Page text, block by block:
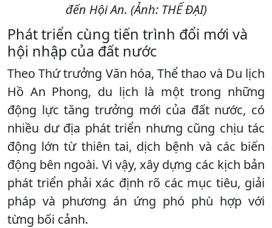
đến Hội An. (Ảnh: THẾ ĐẠI)
Phát triển cùng tiến trình đổi mới và
hội nhập của đất nước
Theo Thứ trưởng Văn hóa, Thể thao và Du lịch
Hồ An Phong, du lịch là một trong những
động lực tăng trưởng mới của đất nước, có
nhiều dư địa phát triển nhưng cũng chịu tác
động lớn từ thiên tai, dịch bệnh và các biến
động bên ngoài. Vì vậy, xây dựng các kịch bản
phát triển phải xác định rõ các mục tiêu, giải
pháp và phương án ứng phó phù hợp với
từng bối cảnh.